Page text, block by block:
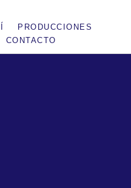
PRODUCCIONES
CONTACTO